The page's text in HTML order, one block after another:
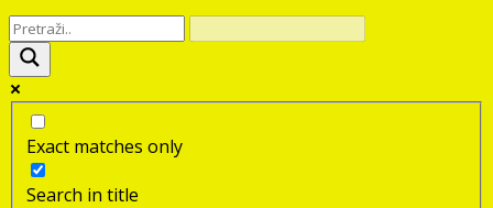
Exact matches only
Search in title